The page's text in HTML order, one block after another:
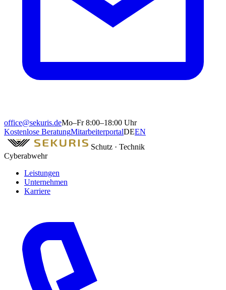
office@sekuris.deMo–Fr 8:00–18:00 Uhr
Kostenlose BeratungMitarbeiterportalDEEN
Schutz · Technik
Cyberabwehr
Leistungen
Unternehmen
Karriere